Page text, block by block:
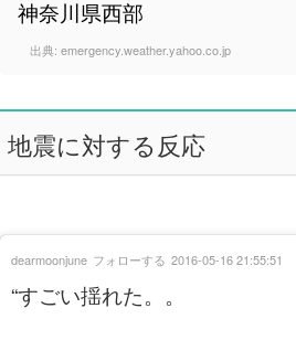
神奈川県西部
出典: emergency.weather.yahoo.co.jp
地震に対する反応
“すごい揺れた。。
dearmoonjune フォローする 2016-05-16 21:55:51